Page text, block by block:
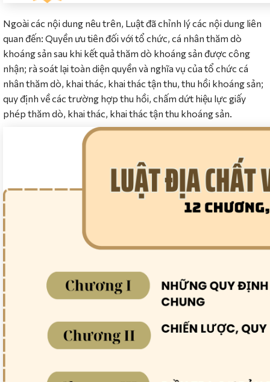
Ngoài các nội dung nêu trên, Luật đã chỉnh lý các nội dung liên
quan đến: Quyền ưu tiên đối với tổ chức, cá nhân thăm dò
khoáng sản sau khi kết quả thăm dò khoáng sản được công
nhận; rà soát lại toàn diện quyền và nghĩa vụ của tổ chức cá
nhân thăm dò, khai thác, khai thác tận thu, thu hồi khoáng sản;
quy định về các trường hợp thu hồi, chấm dứt hiệu lực giấy
phép thăm dò, khai thác, khai thác tận thu khoáng sản.